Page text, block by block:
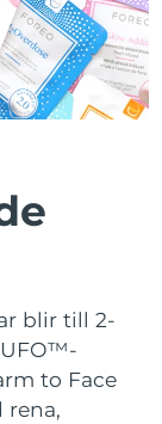
blir till 2-
to Face
rena,